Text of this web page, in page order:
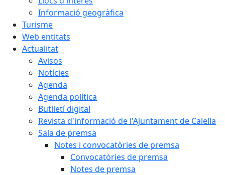
Informació geogràfica
Turisme
Web entitats
Actualitat
Avisos
Notícies
Agenda
Agenda política
Butlletí digital
Revista d'informació de l'Ajuntament de Calella
Sala de premsa
Notes i convocatòries de premsa
Convocatòries de premsa
Notes de premsa